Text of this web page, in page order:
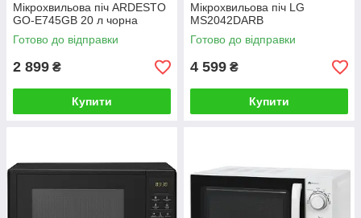
Мікрохвильова піч ARDESTO
GO-E745GB 20 л чорна
Готово до відправки
2 899 ₴
Купити
Мікрохвильова піч LG
MS2042DARB
Готово до відправки
4 599 ₴
Купити